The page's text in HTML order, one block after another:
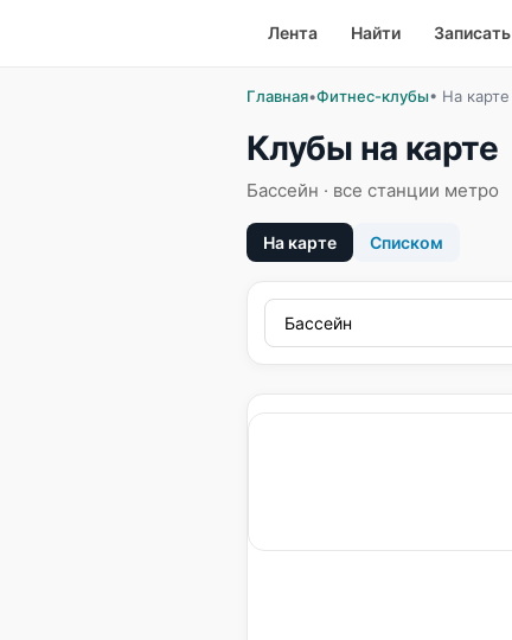
Лента Найти Записать
Главная•Фитнес-клубы• На карте
Клубы на карте
Бассейн · все станции метро
На карте Списком